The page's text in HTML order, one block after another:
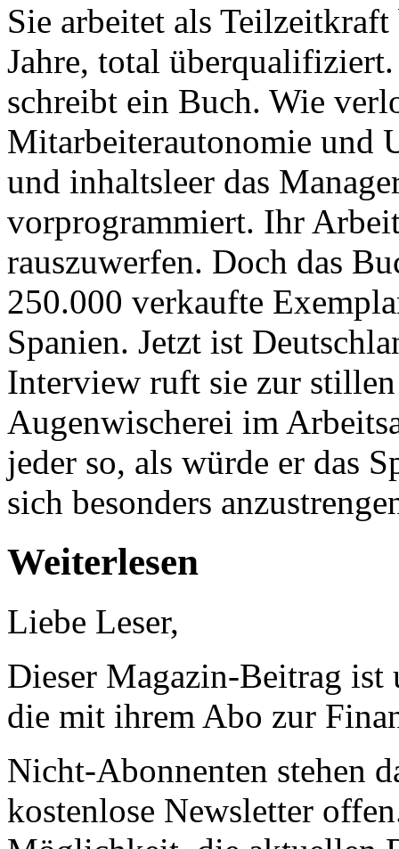
Sie arbeitet als
Jahre, total
schreibt ein Buch. Wie
Mitarbeiterautonomie und
und inhaltsleer das
vorprogrammiert. Ihr
rauszuwerfen. Doch das
250.000 verkaufte
Spanien. Jetzt ist
Interview ruft sie zur
Augenwischerei im
jeder so, als würde er das
sich besonders
Weiterlesen
Liebe Leser,
Dieser Magazin-Beitrag ist
die mit ihrem Abo zur
Nicht-Abonnenten stehen
kostenlose Newsletter